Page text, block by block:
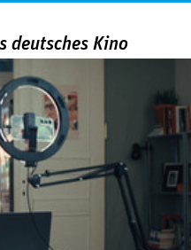
deutsches Kino